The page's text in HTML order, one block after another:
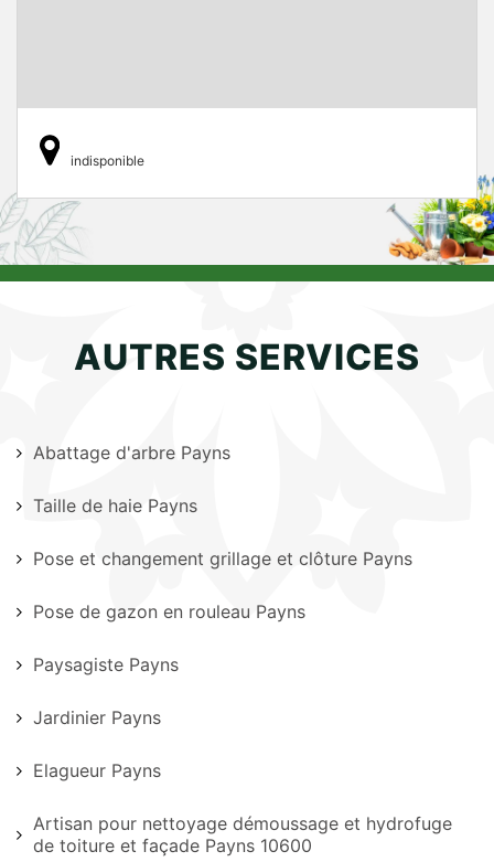
indisponible
AUTRES SERVICES
Abattage d'arbre Payns
Taille de haie Payns
Pose et changement grillage et clôture Payns
Pose de gazon en rouleau Payns
Paysagiste Payns
Jardinier Payns
Elagueur Payns
Artisan pour nettoyage démoussage et hydrofuge
de toiture et façade Payns 10600